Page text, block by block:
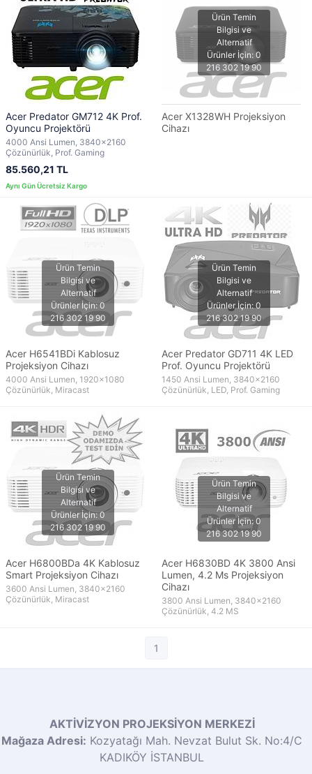
Acer Predator GM712 4K Prof.
Oyuncu Projektörü
4000 Ansi Lumen, 3840x2160
Çözünürlük, Prof. Gaming
85.560,21 TL
Acer X1328WH Projeksiyon
Cihazı
Acer H6541BDi Kablosuz
Projeksiyon Cihazı
4000 Ansi Lumen, 1920x1080
Çözünürlük, Miracast
Acer Predator GD711 4K LED
Prof. Oyuncu Projektörü
1450 Ansi Lumen, 3840x2160
Çözünürlük, LED, Prof. Gaming
Acer H6800BDa 4K Kablosuz
Smart Projeksiyon Cihazı
3600 Ansi Lumen, 3840x2160
Çözünürlük, Miracast
Acer H6830BD 4K 3800 Ansi
Lumen, 4.2 Ms Projeksiyon
Cihazı
3800 Ansi Lumen, 3840x2160
Çözünürlük, 4.2 MS
1
AKTİVİZYON PROJEKSİYON MERKEZİ
Mağaza Adresi: Kozyatağı Mah. Nevzat Bulut Sk. No:4/C
KADIKÖY İSTANBUL